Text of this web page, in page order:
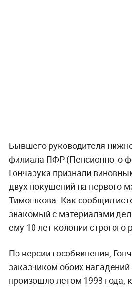
Бывшего руководителя
филиала ПФР (Пенсионного
Гончарука признали
двух покушений на первого
Тимошкова. Как сообщил
знакомый с материалами
ему 10 лет колонии строгого
По версии гособвинения,
заказчиком обоих
произошло летом 1998 года,